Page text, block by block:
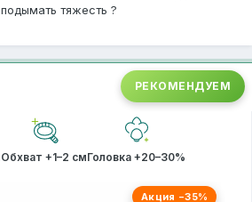
тяжесть ?
РЕКОМЕНДУЕМ
Обхват +1–2 смГоловка +20–30%
Акция −35%